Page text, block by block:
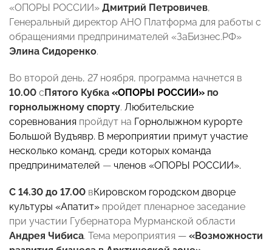
«ОПОРЫ РОССИИ» Дмитрий Петровичев,
Генеральный директор АНО Платформа для работы с
обращениями предпринимателей «ЗаБизнес.РФ»
Элина Сидоренко.
Во второй день, 27 ноября, программа начнется в
10.00 с Пятого Кубка «ОПОРЫ РОССИИ» по
горнолыжному спорту. Любительские
соревнования пройдут на Горнолыжном курорте
Большой Вудъявр. В мероприятии примут участие
несколько команд, среди которых команда
предпринимателей — членов «ОПОРЫ РОССИИ».
С 14.30 до 17.00 вКировском городском дворце
культуры «Апатит» пройдет пленарное заседание
при участии Губернатора Мурманской области
Андрея Чибиса. Тема мероприятия — «Возможности